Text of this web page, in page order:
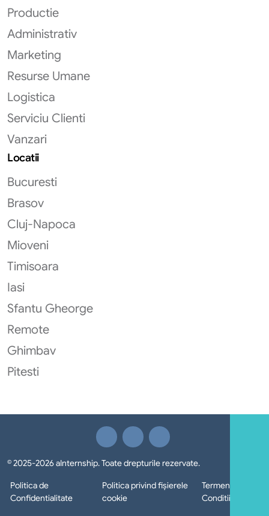
Productie
Administrativ
Marketing
Resurse Umane
Logistica
Serviciu Clienti
Vanzari
Locatii
Bucuresti
Brasov
Cluj-Napoca
Mioveni
Timisoara
Iasi
Sfantu Gheorge
Remote
Ghimbav
Pitesti
© 2025-2026 aInternship. Toate drepturile rezervate.
Politica de
Confidentialitate
Politica privind fișierele
cookie
Termeni si
Conditii